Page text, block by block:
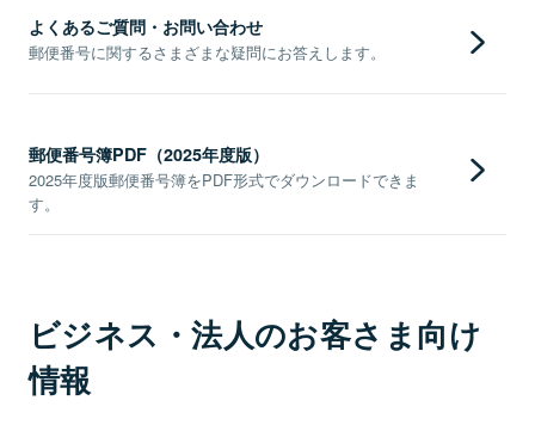
よくあるご質問・お問い合わせ
郵便番号に関するさまざまな疑問にお答えします。
郵便番号簿PDF（2025年度版）
2025年度版郵便番号簿をPDF形式でダウンロードできま
す。
ビジネス・法人のお客さま向け
情報